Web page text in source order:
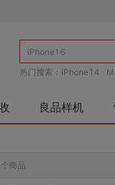
热门搜索： iPhone14
良品样机
商品